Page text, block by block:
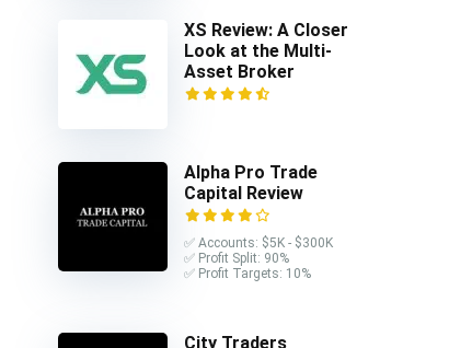
XS Review: A Closer
Look at the Multi-
Asset Broker
Alpha Pro Trade
Capital Review
✅ Accounts: $5K - $300K
✅ Profit Split: 90%
✅ Profit Targets: 10%
City Traders